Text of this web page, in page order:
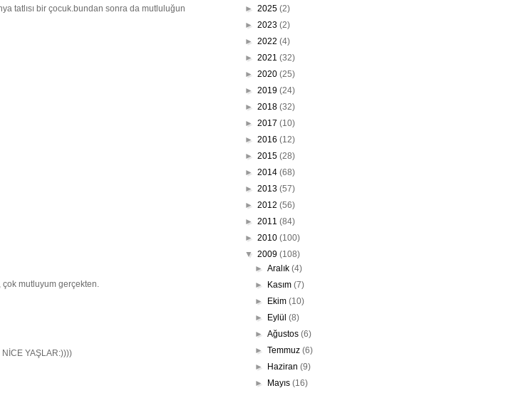
tatlısı bir çocuk.bundan sonra da mutluluğun
çok mutluyum gerçekten.
YAŞLAR:))))
► 2025 (2)
► 2023 (2)
► 2022 (4)
► 2021 (32)
► 2020 (25)
► 2019 (24)
► 2018 (32)
► 2017 (10)
► 2016 (12)
► 2015 (28)
► 2014 (68)
► 2013 (57)
► 2012 (56)
► 2011 (84)
► 2010 (100)
▼ 2009 (108)
►Aralık(4)
► Kasım(7)
► Ekim(10)
► Eylül(8)
►Ağustos(6)
►Temmuz(6)
► Haziran(9)
► Mayıs(16)